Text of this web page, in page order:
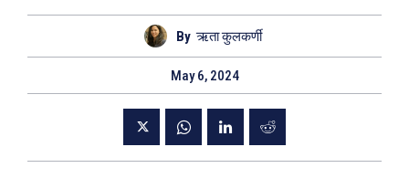
By ऋता कुलकर्णी
May 6, 2024